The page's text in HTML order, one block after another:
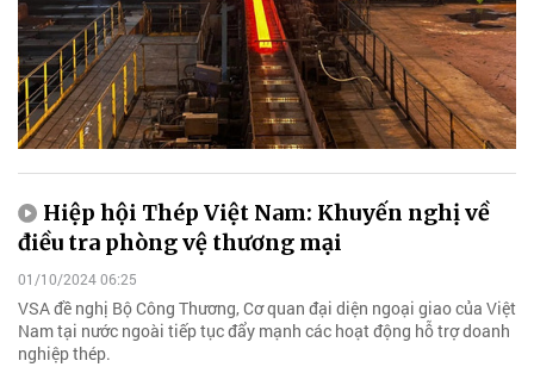
Hiệp hội Thép Việt Nam: Khuyến nghị về
điều tra phòng vệ thương mại
01/10/2024 06:25
VSA đề nghị Bộ Công Thương, Cơ quan đại diện ngoại giao của Việt
Nam tại nước ngoài tiếp tục đẩy mạnh các hoạt động hỗ trợ doanh
nghiệp thép.